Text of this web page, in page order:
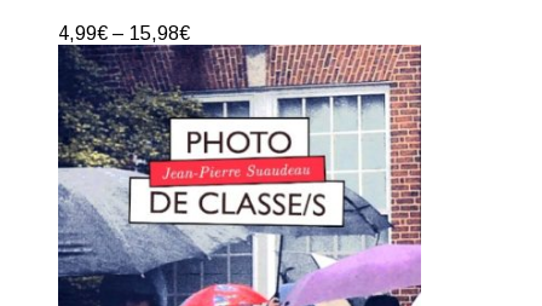
4,99€ – 15,98€